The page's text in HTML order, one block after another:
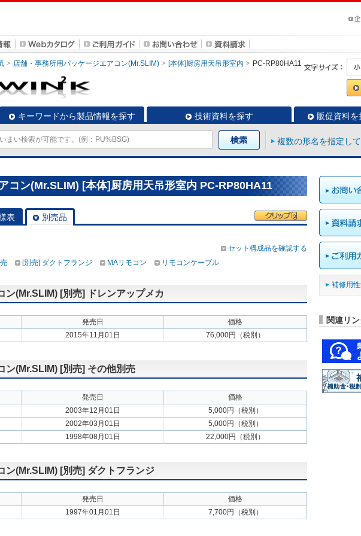
店舗・事務所用パッケージエアコン(Mr.SLIM) [本体]厨房用天吊形室内 PC-RP80HA11
キーワードから製品情報を探す 技術資料を探す 販促資料を
複数の形名を指定し
コン(Mr.SLIM) [本体]厨房用天吊形室内 PC-RP80HA11
表 別売品
セット構成品を確認する
[別売] ダクトフランジ MAリモコン リモコンケーブル
ン(Mr.SLIM) [別売] ドレンアップメカ
発売日
価格
2015年11月01日 76,000円（税別）
ン(Mr.SLIM) [別売] その他別売
発売日
価格
2003年12月01日
5,000円（税別）
2002年03月01日
5,000円（税別）
1998年08月01日 22,000円（税別）
ン(Mr.SLIM) [別売] ダクトフランジ
発売日
価格
1997年01月01日 7,700円（税別）
補修用
関連リン